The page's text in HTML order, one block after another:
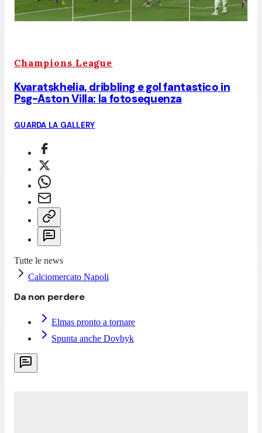
Champions League
Kvaratskhelia, dribbling e gol fantastico in
Psg-Aston Villa: la fotosequenza
GUARDA LA GALLERY
Tutte le news
Calciomercato Napoli
Da non perdere
Elmas pronto a tornare
Spunta anche Dovbyk